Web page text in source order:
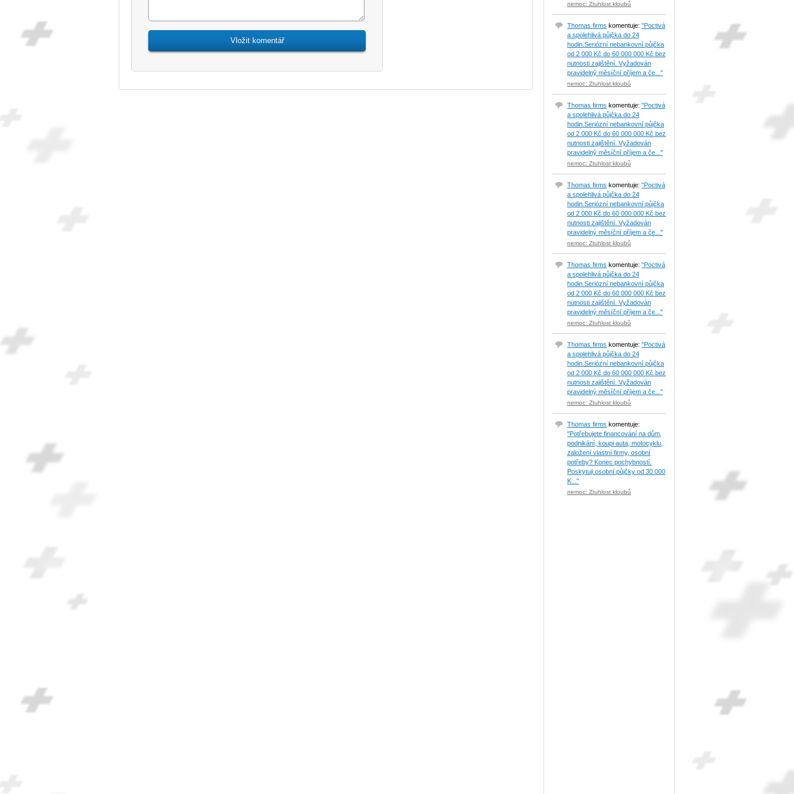
nemoc: Ztuhlost kloubů
Thomas firms komentuje: "Poctivá
a spolehlivá půjčka do 24
hodin.Seriózní nebankovní půjčka
od 2 000 Kč do 60 000 000 Kč bez
nutnosti zajištění. Vyžadován
pravidelný měsíční příjem a če..."
nemoc: Ztuhlost kloubů
Thomas firms komentuje: "Poctivá
a spolehlivá půjčka do 24
hodin.Seriózní nebankovní půjčka
od 2 000 Kč do 60 000 000 Kč bez
nutnosti zajištění. Vyžadován
pravidelný měsíční příjem a če..."
nemoc: Ztuhlost kloubů
Thomas firms komentuje: "Poctivá
a spolehlivá půjčka do 24
hodin.Seriózní nebankovní půjčka
od 2 000 Kč do 60 000 000 Kč bez
nutnosti zajištění. Vyžadován
pravidelný měsíční příjem a če..."
nemoc: Ztuhlost kloubů
Thomas firms komentuje: "Poctivá
a spolehlivá půjčka do 24
hodin.Seriózní nebankovní půjčka
od 2 000 Kč do 60 000 000 Kč bez
nutnosti zajištění. Vyžadován
pravidelný měsíční příjem a če..."
nemoc: Ztuhlost kloubů
Thomas firms komentuje: "Poctivá
a spolehlivá půjčka do 24
hodin.Seriózní nebankovní půjčka
od 2 000 Kč do 60 000 000 Kč bez
nutnosti zajištění. Vyžadován
pravidelný měsíční příjem a če..."
nemoc: Ztuhlost kloubů
Thomas firms komentuje:
"Potřebujete financování na dům,
podnikání, koupi auta, motocyklu,
založení vlastní firmy, osobní
potřeby? Konec pochybností.
Poskytuji osobní půjčky od 30 000
K..."
nemoc: Ztuhlost kloubů